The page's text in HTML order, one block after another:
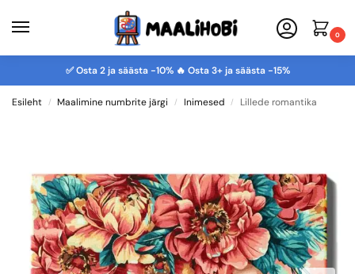
0
✅ Osta 2 ja säästa -10% 🔥 Osta 3+ ja säästa -15%
Esileht / Maalimine numbrite järgi / Inimesed / Lillede romantika